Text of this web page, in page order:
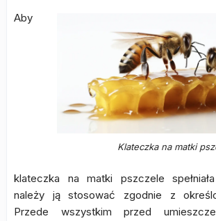
Klateczka na matki
Aby
klateczka na matki pszczele
należy ją stosować zgodnie z
Przede wszystkim przed